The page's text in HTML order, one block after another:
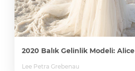
2020 Balık Gelinlik Modeli: Alice
Lee Petra Grebenau